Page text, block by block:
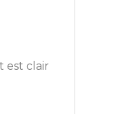
est clair